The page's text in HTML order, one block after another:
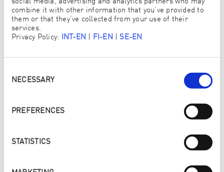
combine it with other information that you’ve provided to
them or that they’ve collected from your use of their
services.
Privacy Policy: INT-EN FI-EN SE-EN
NECESSARY
PREFERENCES
STATISTICS
Gestisci il tuo team e sviluppa la tua leadership.